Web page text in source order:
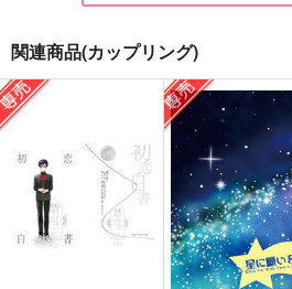
GARDEN
濃厚魚介豚骨つけ麺
1,320 （税込）
鶴喰鉉覇
サンプル
EYES on ME!!
Konfektic
550 円（税込）
エレン×リヴァイ
サンプル
作品詳細
関連商品(カップリング)